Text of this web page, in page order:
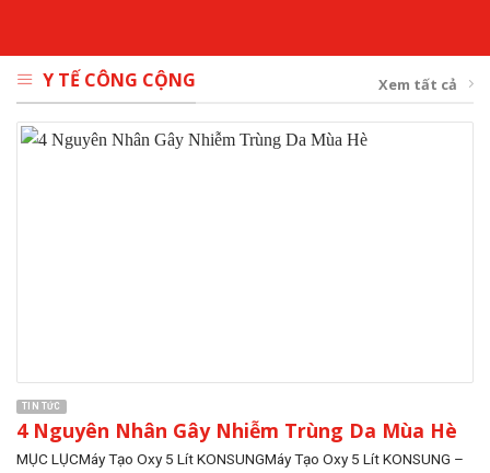
Y TẾ CÔNG CỘNG Xem tất cả
TIN TỨC
4 Nguyên Nhân Gây Nhiễm Trùng Da Mùa Hè
MỤC LỤCMáy Tạo Oxy 5 Lít KONSUNGMáy Tạo Oxy 5 Lít KONSUNG –